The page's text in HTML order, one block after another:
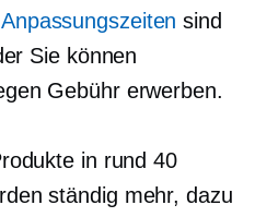
Anpassungszeiten sind
Sie können
Gebühr erwerben.
in rund 40
ständig mehr, dazu